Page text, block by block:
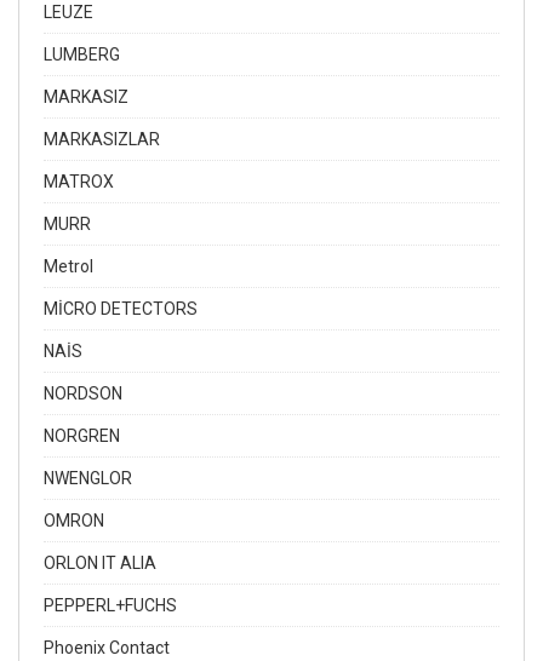
LEUZE
LUMBERG
MARKASIZ
MARKASIZLAR
MATROX
MURR
Metrol
MİCRO DETECTORS
NAİS
NORDSON
NORGREN
NWENGLOR
OMRON
ORLON IT ALIA
PEPPERL+FUCHS
Phoenix Contact